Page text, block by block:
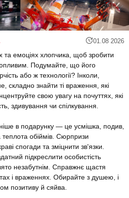
01.08 2026
та емоціях хлопчика, щоб зробити
Подумайте, що його
або ж технології? Інколи,
складно знайти ті враження, які
свою увагу на почуттях, які
здивування чи спілкування.
в подарунку — це усмішка, подив,
обіймів. Сюрпризи
спогади та зміцнити зв'язки.
підкреслити особистість
незабутнім. Справжнє щастя
і враженнях. Обирайте з душею, і
позитиву й сяйва.